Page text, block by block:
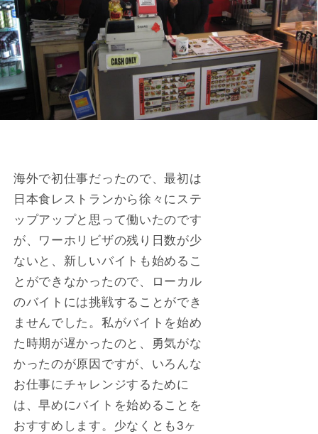
海外で初仕事だったので、最初は
日本食レストランから徐々にステ
ップアップと思って働いたのです
が、ワーホリビザの残り日数が少
ないと、新しいバイトも始めるこ
とができなかったので、ローカル
のバイトには挑戦することができ
ませんでした。私がバイトを始め
た時期が遅かったのと、勇気がな
かったのが原因ですが、いろんな
お仕事にチャレンジするために
は、早めにバイトを始めることを
おすすめします。少なくとも3ヶ